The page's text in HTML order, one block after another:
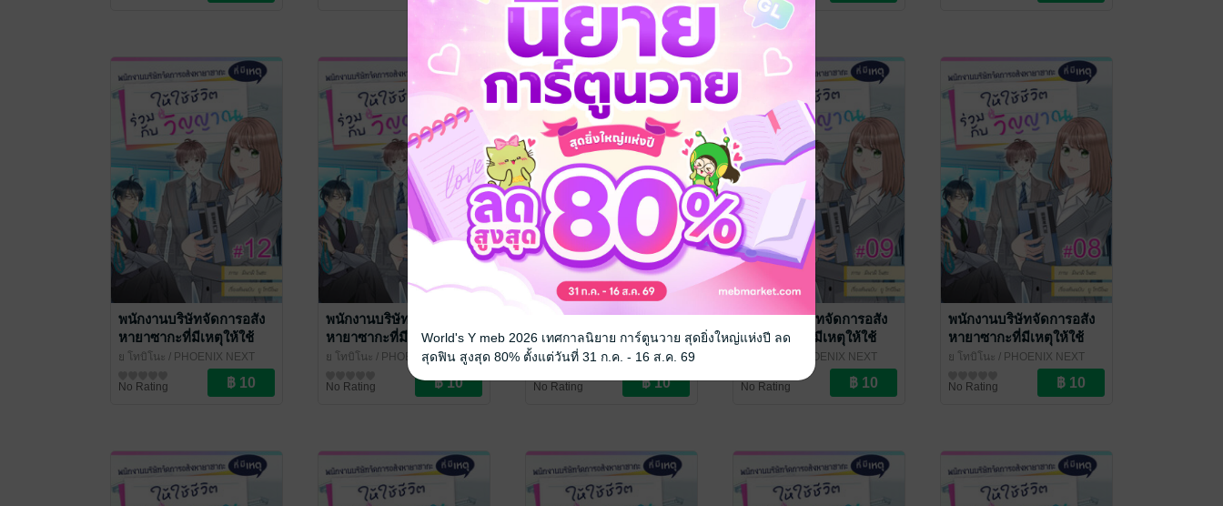
พนักงานบริษัทจัดการอสัง
หายาซากะที่มีเหตุให้ใช้
ชีวิตร่วมกับวิญญาณ ฉบับ
V-Scroll ตอนที่ 12
ยู โทบิโนะ / PHOENIX NEXT
No Rating
พนักงานบริษัทจัดการอสัง
หายาซากะที่มีเหตุให้ใช้
ชีวิตร่วมกับวิญญาณ ฉบับ
V-Scroll ตอนที่ 11
ยู โทบิโนะ / PHOENIX NEXT
No Rating
พนักงานบริษัทจัดการอสัง
หายาซากะที่มีเหตุให้ใช้
ชีวิตร่วมกับวิญญาณ ฉบับ
ยู โทบิโนะ / PHOENIX NEXT
No Rating
พนักงานบริษัทจัดการอสัง
หายาซากะที่มีเหตุให้ใช้
ชีวิตร่วมกับวิญญาณ ฉบับ
V-Scroll ตอนที่ 9
/ PHOENIX NEXT
การ์ตูนรายตอน
No Rating
พนักงานบริษัทจัดการอสัง
หายาซากะที่มีเหตุให้ใช้
ชีวิตร่วมกับวิญญาณ ฉบับ
V-Scroll ตอนที่ 8
ยู โทบิโนะ / PHOENIX NEXT
No Rating
World's Y meb 2026 เทศกาลนิยาย การ์ตูนวาย สุดยิ่งใหญ่แห่งปี ลด
สุดฟิน สูงสุด 80% ตั้งแต่วันที่ 31 ก.ค. - 16 ส.ค. 69